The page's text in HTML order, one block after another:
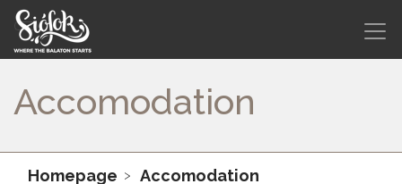
Accomodation
Homepage
Accomodation